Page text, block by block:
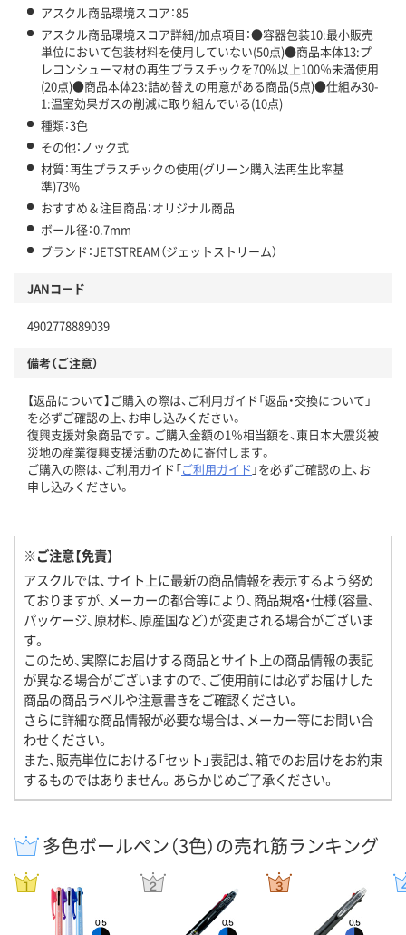
アスクル商品環境スコア：85
アスクル商品環境スコア詳細/加点項目：●容器包装10:最小販売
単位において包装材料を使用していない(50点)●商品本体13:プ
レコンシューマ材の再生プラスチックを70％以上100％未満使用
(20点)●商品本体23:詰め替えの用意がある商品(5点)●仕組み30-
1:温室効果ガスの削減に取り組んでいる(10点)
種類：3色
その他：ノック式
材質：再生プラスチックの使用(グリーン購入法再生比率基
準)73%
おすすめ＆注目商品：オリジナル商品
ボール径：0.7mm
ブランド：JETSTREAM（ジェットストリーム）
JANコード
4902778889039
備考（ご注意）
【返品について】ご購入の際は、ご利用ガイド「返品・交換について」
を必ずご確認の上、お申し込みください。
復興支援対象商品です。ご購入金額の1％相当額を、東日本大震災被
災地の産業復興支援活動のために寄付します。
ご購入の際は、ご利用ガイド「ご利用ガイド 」を必ずご確認の上、お
申し込みください。
※ご注意【免責】
アスクルでは、サイト上に最新の商品情報を表示するよう努め
ておりますが、メーカーの都合等により、商品規格・仕様（容量、
パッケージ、原材料、原産国など）が変更される場合がございま
す。
このため、実際にお届けする商品とサイト上の商品情報の表記
が異なる場合がございますので、ご使用前には必ずお届けした
商品の商品ラベルや注意書きをご確認ください。
さらに詳細な商品情報が必要な場合は、メーカー等にお問い合
わせください。
また、販売単位における「セット」表記は、箱でのお届けをお約束
するものではありません。あらかじめご了承ください。
多色ボールペン（3色）の売れ筋ランキング